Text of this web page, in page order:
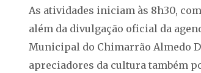
As atividades iniciam às 8h30,
além da divulgação oficial da
Municipal do Chimarrão Almedo
apreciadores da cultura também